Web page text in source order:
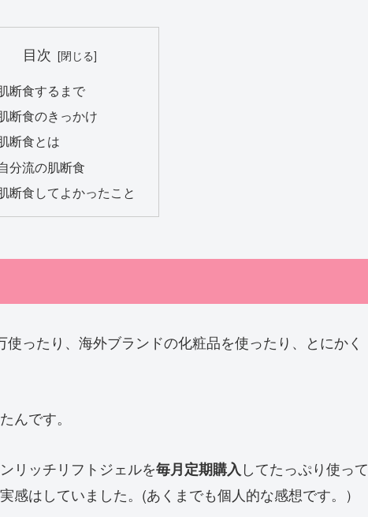
目次
断食するまで
断食のきっかけ
断食とは
分流の肌断食
断食してよかったこと
ったり、海外ブランドの化粧品を使ったり、とにかく
んです。
リッチリフトジェルを毎月定期購入してたっぷり使って
感はしていました。(あくまでも個人的な感想です。）